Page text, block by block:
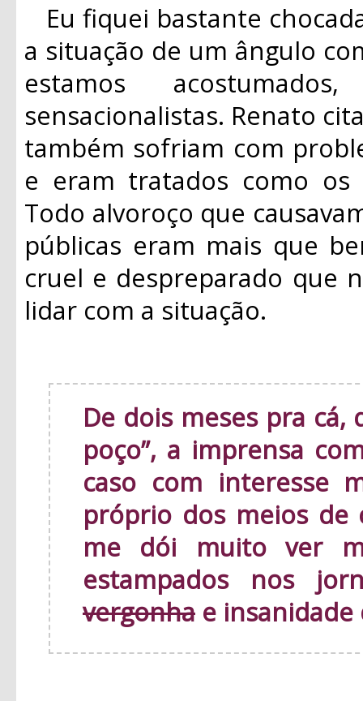
Eu fiquei bastante
a situação de um ângulo
estamos
sensacionalistas. Renato
também sofriam com
e eram tratados como os
Todo alvoroço que
públicas eram mais que
cruel e despreparado que
lidar com a situação.
De dois meses pra cá,
poço”, a imprensa
caso com interesse
próprio dos meios de
me dói muito ver
estampados nos
vergonha e insanidade